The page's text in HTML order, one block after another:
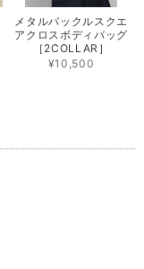
メタルバックルスクエ
アクロスボディバッグ
［2COLLAR］
¥10,500